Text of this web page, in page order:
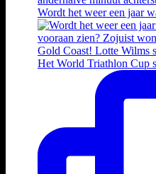
Wordt het weer een jaar
Het World Triathlon Cup